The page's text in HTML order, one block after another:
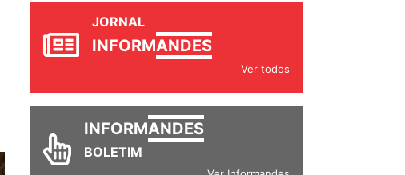
JORNAL
Ver todos
INFORM